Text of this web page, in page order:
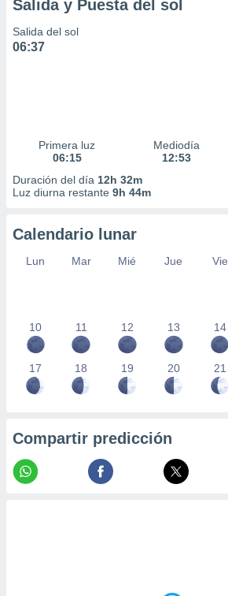
Salida y Puesta del sol
Salida del sol
06:37
Primera luz
06:15
Mediodía
12:53
Duración del día 12h 32m
Luz diurna restante 9h 44m
Calendario lunar
Lun Mar Mié Jue Vie
10 11 12 13 14
17 18 19 20 21
Compartir predicción